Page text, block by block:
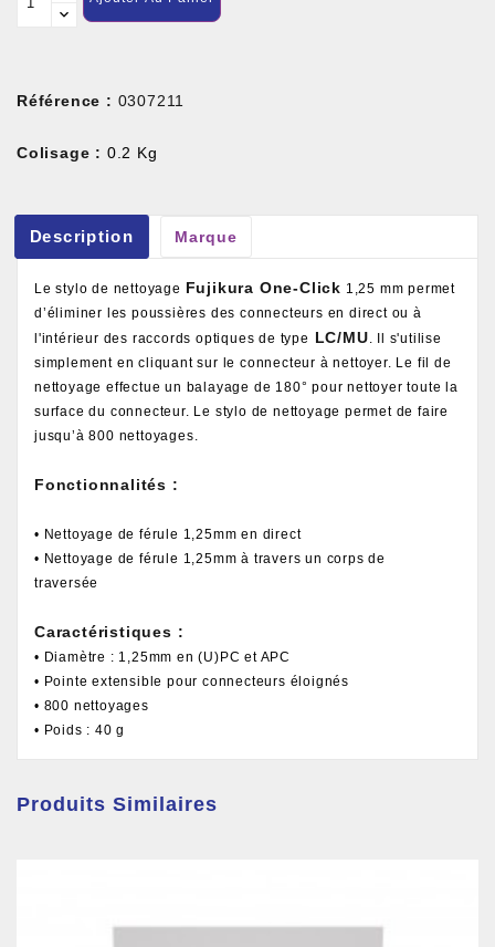
Référence : 0307211
Colisage : 0.2 Kg
Description Marque
Le stylo de nettoyage Fujikura One-Click 1,25 mm permet
d’éliminer les poussières des connecteurs en direct ou à
l'intérieur des raccords optiques de type LC/MU. Il s'utilise
simplement en cliquant sur le connecteur à nettoyer. Le fil de
nettoyage effectue un balayage de 180° pour nettoyer toute la
surface du connecteur. Le stylo de nettoyage permet de faire
jusqu’à 800 nettoyages.
Fonctionnalités :
• Nettoyage de férule 1,25mm en direct
• Nettoyage de férule 1,25mm à travers un corps de
traversée
Caractéristiques :
• Diamètre : 1,25mm en (U)PC et APC
• Pointe extensible pour connecteurs éloignés
• 800 nettoyages
• Poids : 40 g
Produits Similaires